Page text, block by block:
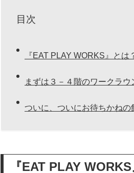
目次
『EAT PLAY WORKS』とは
まずは３－４階のワークラウ
ついに、ついにお待ちかねの
『EAT PLAY